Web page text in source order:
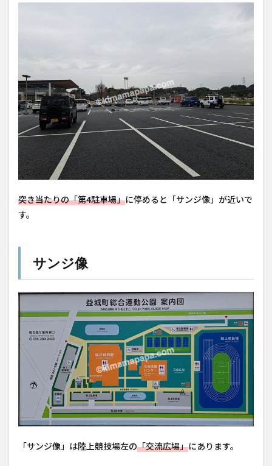
突き当たりの「第4駐車場」に停めると「サンジ像」が近いで
す。
サンジ像
「サンジ像」は陸上競技場左の「交流広場」にあります。